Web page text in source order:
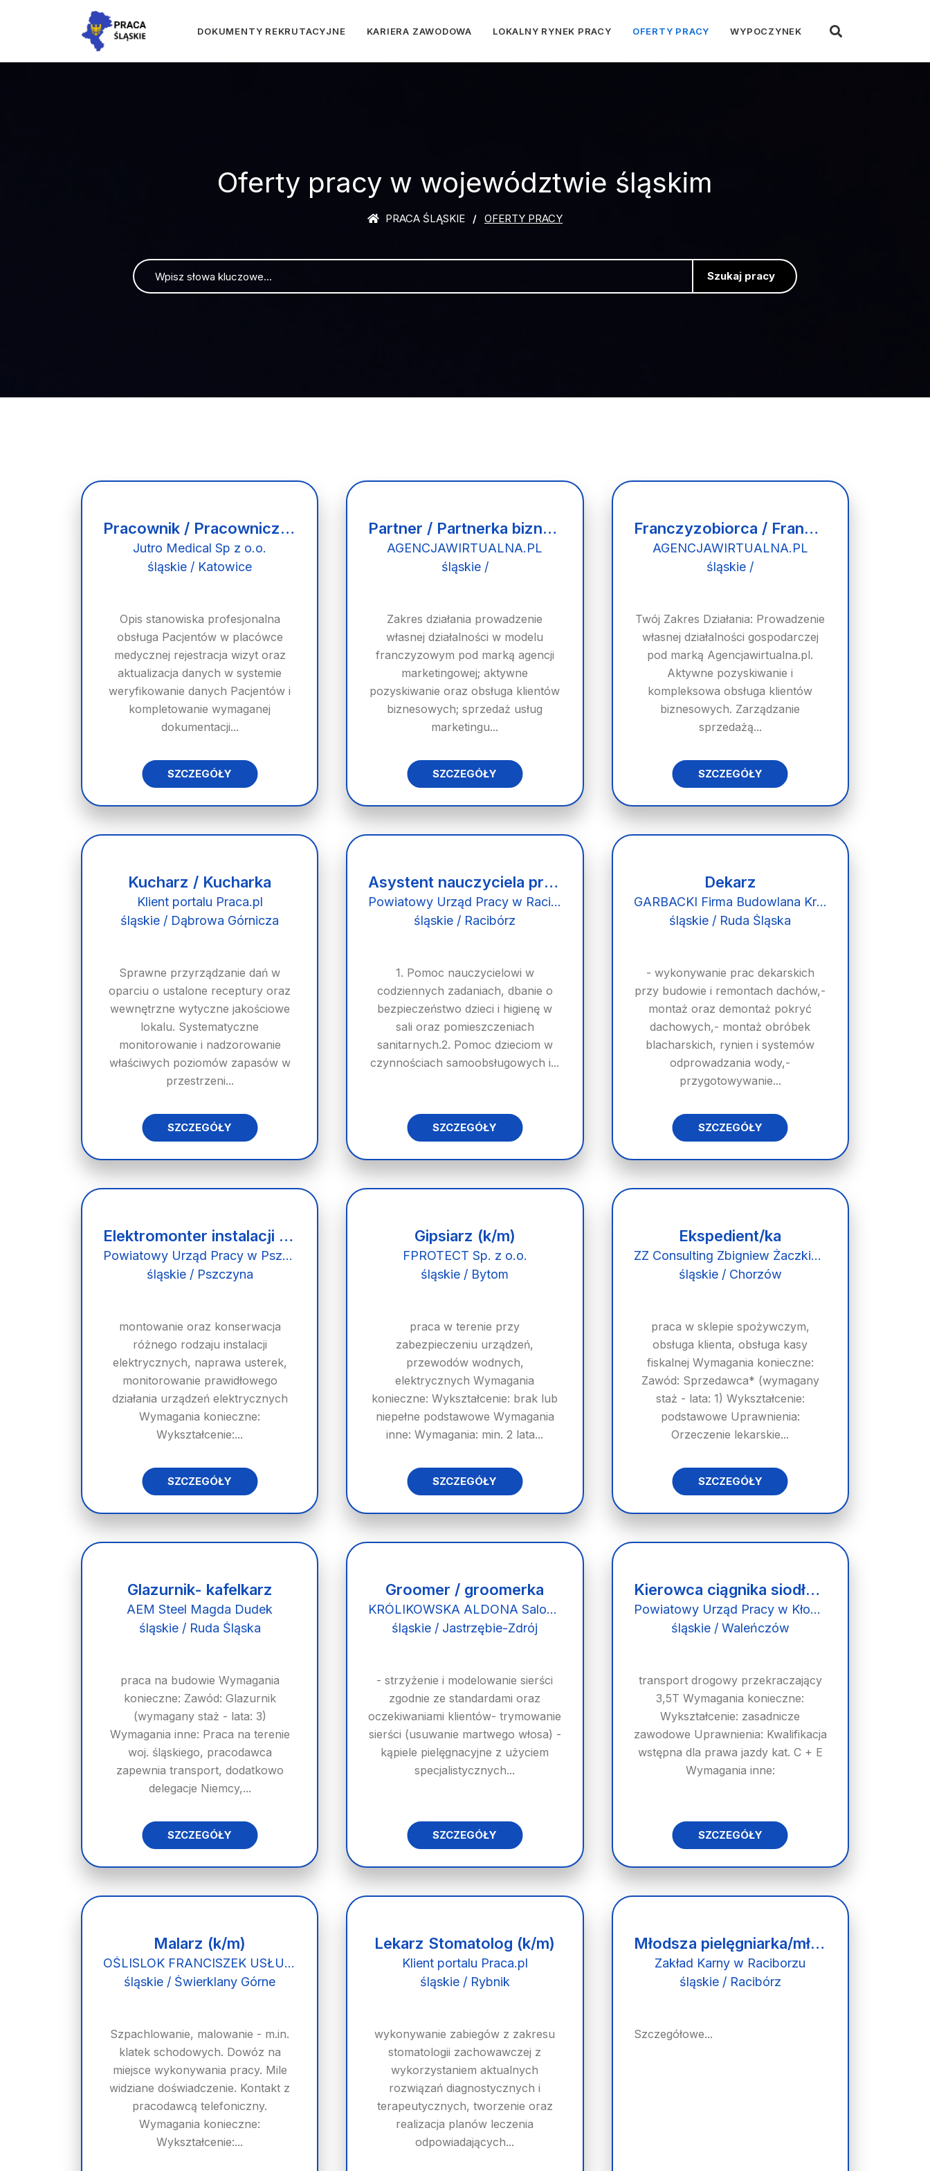
DOKUMENTY REKRUTACYJNE KARIERA ZAWODOWA LOKALNY RYNEK PRACY OFERTY PRACY WYPOCZYNEK
Oferty pracy w województwie śląskim
PRACA ŚLĄSKIE OFERTY PRACY
Pracownik / Pracowniczka Rejestracji Medycznej
Jutro Medical Sp z o.o.
śląskie / Katowice
Opis stanowiska profesjonalna
obsługa Pacjentów w placówce
medycznej rejestracja wizyt oraz
aktualizacja danych w systemie
weryfikowanie danych Pacjentów i
kompletowanie wymaganej
dokumentacji...
SZCZEGÓŁY
Partner / Partnerka biznesowa – agencja marketingu internetowego (model franczyzowy)
AGENCJAWIRTUALNA.PL
śląskie /
Zakres działania prowadzenie
własnej działalności w modelu
franczyzowym pod marką agencji
marketingowej; aktywne
pozyskiwanie oraz obsługa klientów
biznesowych; sprzedaż usług
marketingu...
SZCZEGÓŁY
Franczyzobiorca / Franczyzobiorczyni Agencji Marketingowej
AGENCJAWIRTUALNA.PL
śląskie /
Twój Zakres Działania: Prowadzenie
własnej działalności gospodarczej
pod marką Agencjawirtualna.pl.
Aktywne pozyskiwanie i
kompleksowa obsługa klientów
biznesowych. Zarządzanie
sprzedażą...
SZCZEGÓŁY
Kucharz / Kucharka
Klient portalu Praca.pl
śląskie / Dąbrowa Górnicza
Sprawne przyrządzanie dań w
oparciu o ustalone receptury oraz
wewnętrzne wytyczne jakościowe
lokalu. Systematyczne
monitorowanie i nadzorowanie
właściwych poziomów zapasów w
przestrzeni...
SZCZEGÓŁY
Asystent nauczyciela przedszkola - staż
Powiatowy Urząd Pracy w Raciborzu
śląskie / Racibórz
1. Pomoc nauczycielowi w
codziennych zadaniach, dbanie o
bezpieczeństwo dzieci i higienę w
sali oraz pomieszczeniach
sanitarnych.2. Pomoc dzieciom w
czynnościach samoobsługowych i...
SZCZEGÓŁY
Dekarz
GARBACKI Firma Budowlana Krystian Garbacki
śląskie / Ruda Śląska
- wykonywanie prac dekarskich
przy budowie i remontach dachów,-
montaż oraz demontaż pokryć
dachowych,- montaż obróbek
blacharskich, rynien i systemów
odprowadzania wody,-
przygotowywanie...
SZCZEGÓŁY
Elektromonter instalacji elektrycznych
Powiatowy Urząd Pracy w Pszczynie
śląskie / Pszczyna
montowanie oraz konserwacja
różnego rodzaju instalacji
elektrycznych, naprawa usterek,
monitorowanie prawidłowego
działania urządzeń elektrycznych
Wymagania konieczne:
Wykształcenie:...
SZCZEGÓŁY
Gipsiarz (k/m)
FPROTECT Sp. z o.o.
śląskie / Bytom
praca w terenie przy
zabezpieczeniu urządzeń,
przewodów wodnych,
elektrycznych Wymagania
konieczne: Wykształcenie: brak lub
niepełne podstawowe Wymagania
inne: Wymagania: min. 2 lata...
SZCZEGÓŁY
Ekspedient/ka
ZZ Consulting Zbigniew Żaczkiewicz
śląskie / Chorzów
praca w sklepie spożywczym,
obsługa klienta, obsługa kasy
fiskalnej Wymagania konieczne:
Zawód: Sprzedawca* (wymagany
staż - lata: 1) Wykształcenie:
podstawowe Uprawnienia:
Orzeczenie lekarskie...
SZCZEGÓŁY
Glazurnik- kafelkarz
AEM Steel Magda Dudek
śląskie / Ruda Śląska
praca na budowie Wymagania
konieczne: Zawód: Glazurnik
(wymagany staż - lata: 3)
Wymagania inne: Praca na terenie
woj. śląskiego, pracodawca
zapewnia transport, dodatkowo
delegacje Niemcy,...
SZCZEGÓŁY
Groomer / groomerka
KRÓLIKOWSKA ALDONA Salon Psiej Urody "PUPIL"
śląskie / Jastrzębie-Zdrój
- strzyżenie i modelowanie sierści
zgodnie ze standardami oraz
oczekiwaniami klientów- trymowanie
sierści (usuwanie martwego włosa) -
kąpiele pielęgnacyjne z użyciem
specjalistycznych...
SZCZEGÓŁY
Kierowca ciągnika siodłowego (k/m)
Powiatowy Urząd Pracy w Kłobucku
śląskie / Waleńczów
transport drogowy przekraczający
3,5T Wymagania konieczne:
Wykształcenie: zasadnicze
zawodowe Uprawnienia: Kwalifikacja
wstępna dla prawa jazdy kat. C + E
Wymagania inne:
SZCZEGÓŁY
Malarz (k/m)
OŚLISLOK FRANCISZEK USŁUGI MALARSKO REMONTOWO BUDOWLANE
śląskie / Świerklany Górne
Szpachlowanie, malowanie - m.in.
klatek schodowych. Dowóz na
miejsce wykonywania pracy. Mile
widziane doświadczenie. Kontakt z
pracodawcą telefoniczny.
Wymagania konieczne:
Wykształcenie:...
Lekarz Stomatolog (k/m)
Klient portalu Praca.pl
śląskie / Rybnik
wykonywanie zabiegów z zakresu
stomatologii zachowawczej z
wykorzystaniem aktualnych
rozwiązań diagnostycznych i
terapeutycznych, tworzenie oraz
realizacja planów leczenia
odpowiadających...
Młodsza pielęgniarka/młodszy pielęgniarz - młodszy ratownik medyczny/młodsza ratowniczka medyczna
Zakład Karny w Raciborzu
śląskie / Racibórz
Szczegółowe...